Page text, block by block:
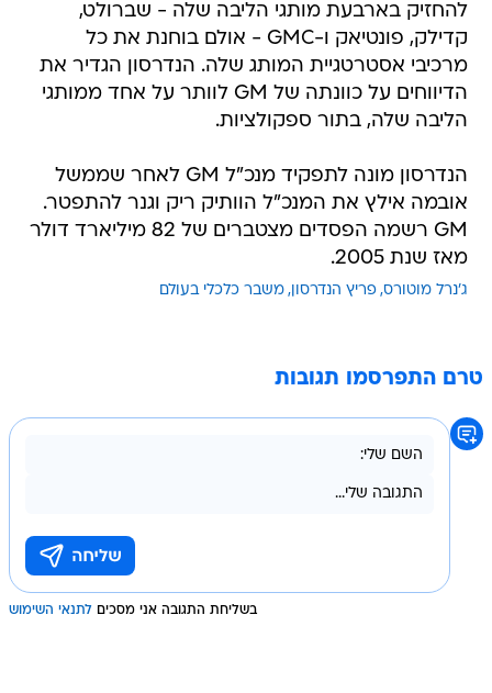
להחזיק בארבעת מותגי הליבה שלה - שברולט,
קדילק, פונטיאק ו-GMC - אולם בוחנת את כל
מרכיבי אסטרטגיית המותג שלה. הנדרסון הגדיר את
הדיווחים על כוונתה של GM לוותר על אחד ממותגי
הליבה שלה, בתור ספקולציות.
הנדרסון מונה לתפקיד מנכ"ל GM לאחר שממשל
אובמה אילץ את המנכ"ל הוותיק ריק וגנר להתפטר.
GM רשמה הפסדים מצטברים של 82 מיליארד דולר
מאז שנת 2005.
ג'נרל מוטורס פריץ הנדרסון משבר כלכלי בעולם
טרם התפרסמו תגובות
בשליחת התגובה אני מסכים לתנאי השימוש